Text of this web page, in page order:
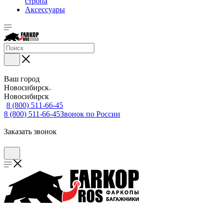
Аксессуары
Ваш город
Новосибирск
Новосибирск
8 (800) 511-66-45
8 (800) 511-66-45Звонок по России
Заказать звонок